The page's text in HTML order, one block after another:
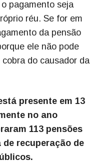
pagamento seja
réu. Se for em
da pensão
ele não pode
do causador da
presente em 13
no ano
113 pensões
recuperação de